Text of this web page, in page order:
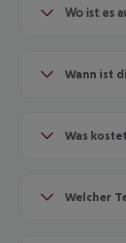
Wo ist es
Wann ist
Was
Welcher